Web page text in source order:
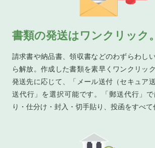
書類の発送はワンクリック。
請求書や納品書、領収書などのわずらわし
ら解放。作成した書類を素早くワンクリッ
発送先に応じて、「メール送付（セキュア
送代行」を選択可能です。「郵送代行」
り・仕分け・封入・切手貼り、投函をすべて